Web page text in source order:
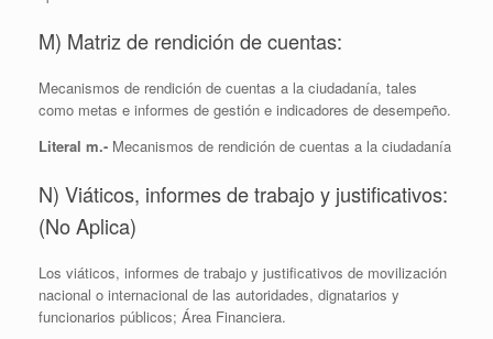
M) Matriz de rendición de cuentas:
Mecanismos de rendición de cuentas a la ciudadanía, tales
como metas e informes de gestión e indicadores de desempeño.
Literal m.- Mecanismos de rendición de cuentas a la ciudadanía
N) Viáticos, informes de trabajo y justificativos:
(No Aplica)
Los viáticos, informes de trabajo y justificativos de movilización
nacional o internacional de las autoridades, dignatarios y
funcionarios públicos; Área Financiera.